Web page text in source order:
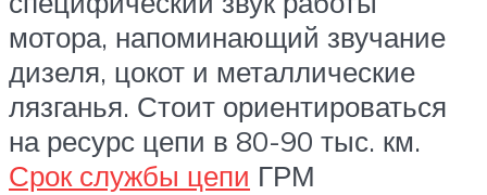
мотора, напоминающий звучание
дизеля, цокот и металлические
лязганья. Стоит ориентироваться
на ресурс цепи в 80-90 тыс. км.
Срок службы цепи ГРМ